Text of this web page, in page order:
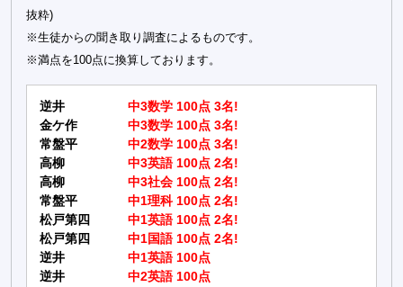
抜粋)
※生徒からの聞き取り調査によるものです。
※満点を100点に換算しております。
逆井
中3数学 100点 3名!
金ケ作
中3数学 100点 3名!
常盤平
中2数学 100点 3名!
高柳
中3英語 100点 2名!
高柳
中3社会 100点 2名!
常盤平
中1理科 100点 2名!
松戸第四
中1英語 100点 2名!
松戸第四
中1国語 100点 2名!
逆井
中1英語 100点
逆井
中2英語 100点